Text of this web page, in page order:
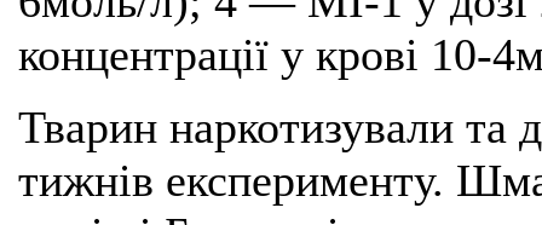
концентрації у крові 10-
Тварин наркотизували та
тижнів експерименту.